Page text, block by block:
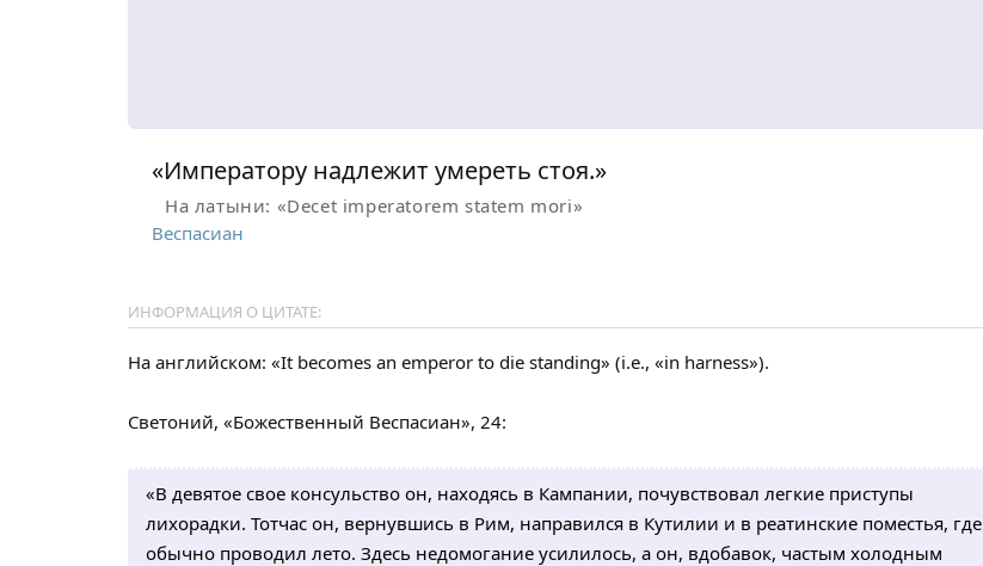
«Императору надлежит умереть стоя.»
На латыни: «Decet imperatorem statem mori»
Веспасиан
ИНФОРМАЦИЯ О ЦИТАТЕ:
На английском: «It becomes an emperor to die standing» (i.e., «in harness»).
Светоний, «Божественный Веспасиан», 24:
«В девятое свое консульство он, находясь в Кампании, почувствовал легкие приступы
лихорадки. Тотчас он, вернувшись в Рим, направился в Кутилии и в реатинские поместья, где
обычно проводил лето. Здесь недомогание усилилось, а он, вдобавок, частым холодным